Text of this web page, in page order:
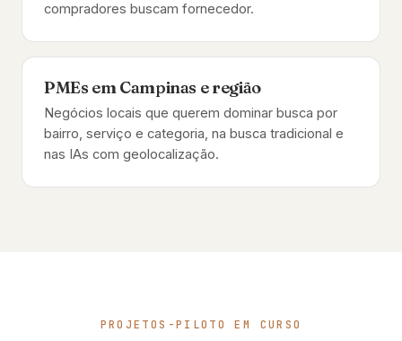
compradores buscam fornecedor.
PMEs em Campinas e região
Negócios locais que querem dominar busca por
bairro, serviço e categoria, na busca tradicional e
nas IAs com geolocalização.
PROJETOS-PILOTO EM CURSO